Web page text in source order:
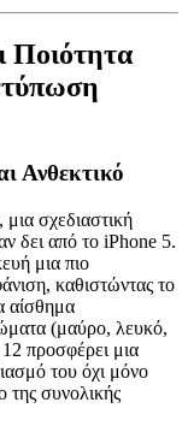
Ποιότητα
Ανθεκτικό
σχεδιαστική
δει από το iPhone 5.
μια πιο
καθιστώντας το
αίσθημα
(μαύρο, λευκό,
προσφέρει μια
του όχι μόνο
της συνολικής